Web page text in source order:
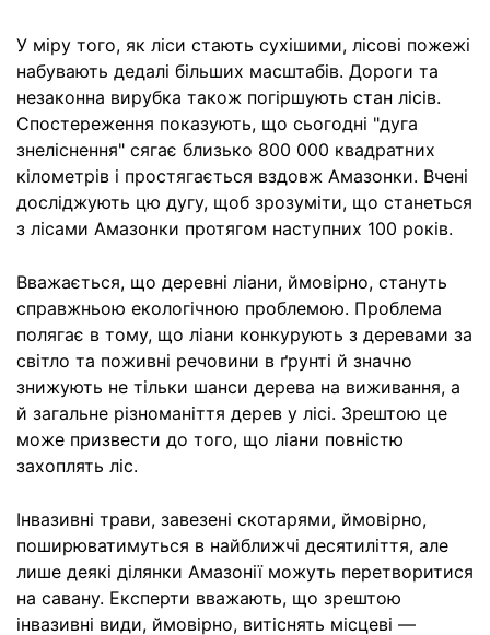
У міру того, як ліси стають сухішими, лісові пожежі
набувають дедалі більших масштабів. Дороги та
незаконна вирубка також погіршують стан лісів.
Спостереження показують, що сьогодні "дуга
знеліснення" сягає близько 800 000 квадратних
кілометрів і простягається вздовж Амазонки. Вчені
досліджують цю дугу, щоб зрозуміти, що станеться
з лісами Амазонки протягом наступних 100 років.
Вважається, що деревні ліани, ймовірно, стануть
справжньою екологічною проблемою. Проблема
полягає в тому, що ліани конкурують з деревами за
світло та поживні речовини в ґрунті й значно
знижують не тільки шанси дерева на виживання, а
й загальне різноманіття дерев у лісі. Зрештою це
може призвести до того, що ліани повністю
захоплять ліс.
Інвазивні трави, завезені скотарями, ймовірно,
поширюватимуться в найближчі десятиліття, але
лише деякі ділянки Амазонії можуть перетворитися
на савану. Експерти вважають, що зрештою
інвазивні види, ймовірно, витіснять місцеві —